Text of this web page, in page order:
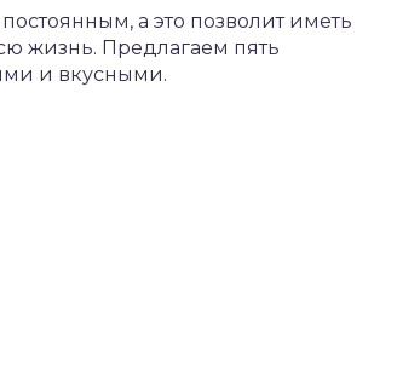
а это позволит иметь
жизнь. Предлагаем пять
и вкусными.